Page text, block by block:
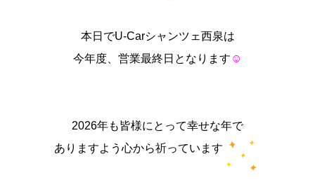
本日でU-Carシャンツェ西泉は
今年度、営業最終日となります ☺
2026年も皆様にとって幸せな年で
ありますよう心から祈っています